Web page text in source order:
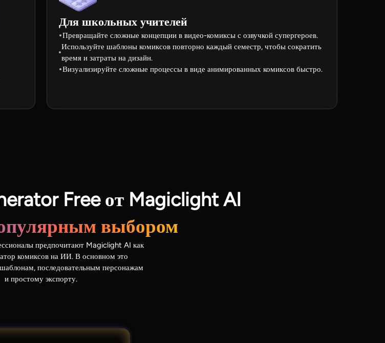
Для школьных учителей
Превращайте сложные концепции в видео-комиксы с озвучкой супергероев.
Используйте шаблоны комиксов повторно каждый семестр, чтобы сократить
время и затраты на дизайн.
Визуализируйте сложные процессы в виде анимированных комиксов быстро.
Free от Magiclight AI
выбором
предпочитают Magiclight AI как
комиксов на ИИ. В основном это
последовательным персонажам
и простому экспорту.